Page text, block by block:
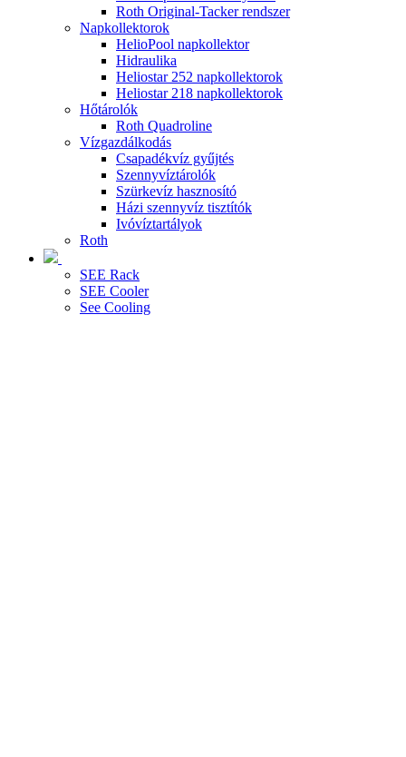
Roth Original-Tacker rendszer
Napkollektorok
HelioPool napkollektor
Hidraulika
Heliostar 252 napkollektorok
Heliostar 218 napkollektorok
Hőtárolók
Roth Quadroline
Vízgazdálkodás
Csapadékvíz gyűjtés
Szennyvíztárolók
Szürkevíz hasznosító
Házi szennyvíz tisztítók
Ivóvíztartályok
Roth
SEE Rack
SEE Cooler
See Cooling